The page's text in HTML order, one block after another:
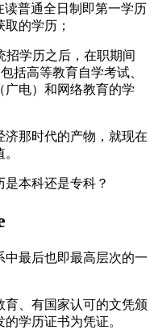
普通全日制即第一学历
的学历；
学历之后，在职期间
括高等教育自学考试、
广电）和网络教育的学
那时代的产物，就现在
最后也即最高层次的一
育、有国家认可的文凭颁
学历证书为凭证。